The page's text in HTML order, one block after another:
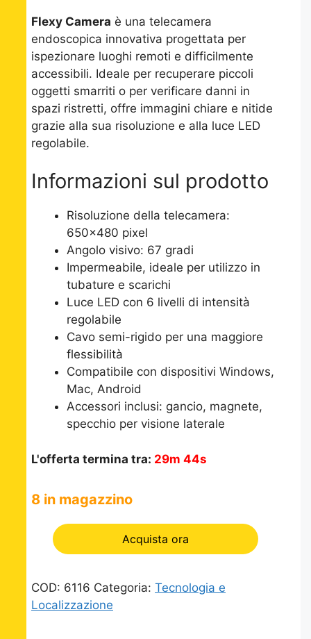
Flexy Camera è una telecamera
endoscopica innovativa progettata per
ispezionare luoghi remoti e difficilmente
accessibili. Ideale per recuperare piccoli
oggetti smarriti o per verificare danni in
spazi ristretti, offre immagini chiare e nitide
grazie alla sua risoluzione e alla luce LED
regolabile.
Informazioni sul prodotto
Risoluzione della telecamera:
650×480 pixel
Angolo visivo: 67 gradi
Impermeabile, ideale per utilizzo in
tubature e scarichi
Luce LED con 6 livelli di intensità
regolabile
Cavo semi-rigido per una maggiore
flessibilità
Compatibile con dispositivi Windows,
Mac, Android
Accessori inclusi: gancio, magnete,
specchio per visione laterale
L'offerta termina tra: 29m 44s
8 in magazzino
Acquista ora
COD: 6116 Categoria: Tecnologia e
Localizzazione